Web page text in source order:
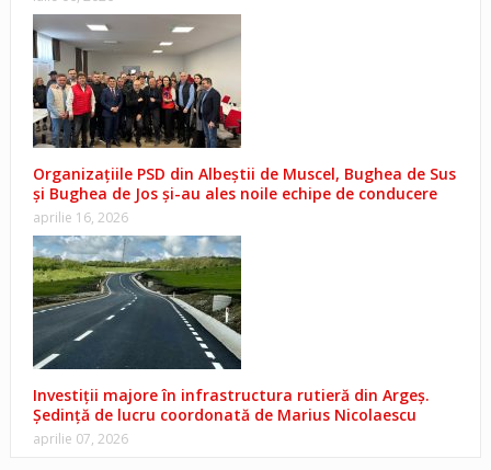
Organizațiile PSD din Albeștii de Muscel, Bughea de Sus
și Bughea de Jos și-au ales noile echipe de conducere
aprilie 16, 2026
Investiții majore în infrastructura rutieră din Argeș.
Ședință de lucru coordonată de Marius Nicolaescu
aprilie 07, 2026